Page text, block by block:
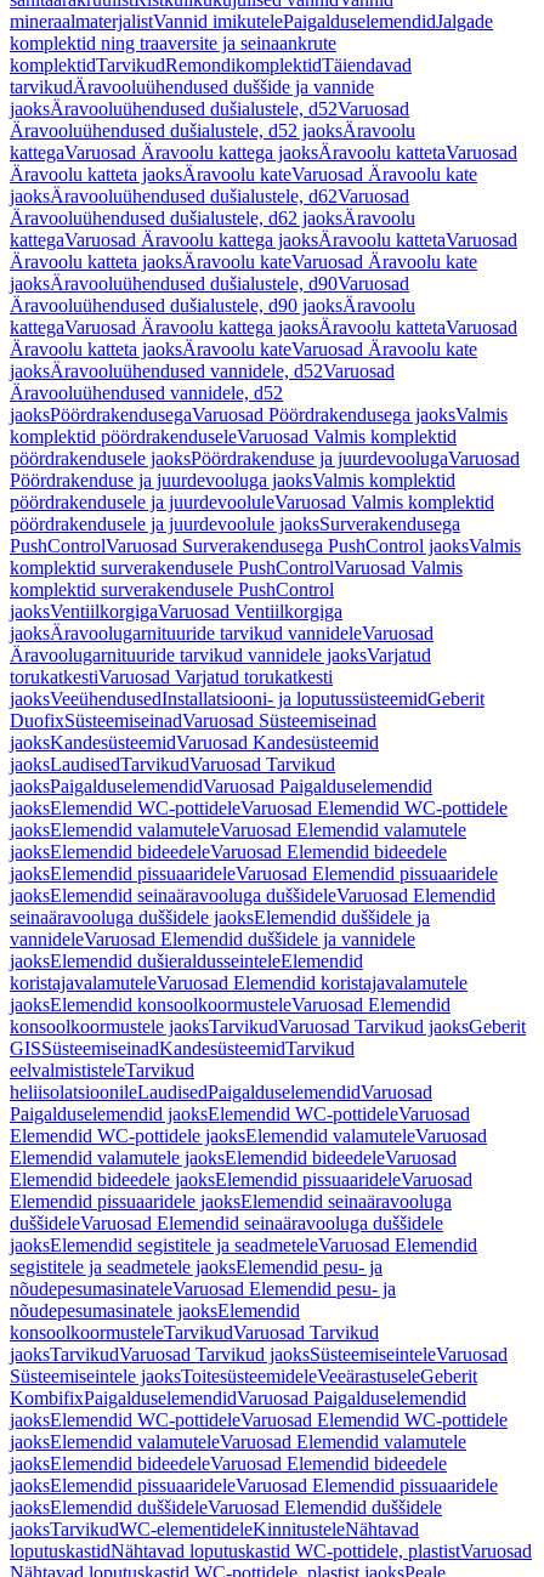
mineraalmaterjalistVannid imikutelePaigalduselemendidJalgade
komplektid ning traaversite ja seinaankrute
komplektidTarvikudRemondikomplektidTäiendavad
tarvikudÄravooluühendused duššide ja vannide
jaoksÄravooluühendused dušialustele, d52Varuosad
Äravooluühendused dušialustele, d52 jaoksÄravoolu
kattegaVaruosad Äravoolu kattega jaoksÄravoolu kattetaVaruosad
Äravoolu katteta jaoksÄravoolu kateVaruosad Äravoolu kate
jaoksÄravooluühendused dušialustele, d62Varuosad
Äravooluühendused dušialustele, d62 jaoksÄravoolu
kattegaVaruosad Äravoolu kattega jaoksÄravoolu kattetaVaruosad
Äravoolu katteta jaoksÄravoolu kateVaruosad Äravoolu kate
jaoksÄravooluühendused dušialustele, d90Varuosad
Äravooluühendused dušialustele, d90 jaoksÄravoolu
kattegaVaruosad Äravoolu kattega jaoksÄravoolu kattetaVaruosad
Äravoolu katteta jaoksÄravoolu kateVaruosad Äravoolu kate
jaoksÄravooluühendused vannidele, d52Varuosad
Äravooluühendused vannidele, d52
jaoksPöördrakendusegaVaruosad Pöördrakendusega jaoksValmis
komplektid pöördrakenduseleVaruosad Valmis komplektid
pöördrakendusele jaoksPöördrakenduse ja juurdevoolugaVaruosad
Pöördrakenduse ja juurdevooluga jaoksValmis komplektid
pöördrakendusele ja juurdevooluleVaruosad Valmis komplektid
pöördrakendusele ja juurdevoolule jaoksSurverakendusega
PushControlVaruosad Surverakendusega PushControl jaoksValmis
komplektid surverakendusele PushControlVaruosad Valmis
komplektid surverakendusele PushControl
jaoksVentiilkorgigaVaruosad Ventiilkorgiga
jaoksÄravoolugarnituuride tarvikud vannideleVaruosad
Äravoolugarnituuride tarvikud vannidele jaoksVarjatud
torukatkestiVaruosad Varjatud torukatkesti
jaoksVeeühendusedInstallatsiooni- ja loputussüsteemidGeberit
DuofixSüsteemiseinadVaruosad Süsteemiseinad
jaoksKandesüsteemidVaruosad Kandesüsteemid
jaoksLaudisedTarvikudVaruosad Tarvikud
jaoksPaigalduselemendidVaruosad Paigalduselemendid
jaoksElemendid WC-pottideleVaruosad Elemendid WC-pottidele
jaoksElemendid valamuteleVaruosad Elemendid valamutele
jaoksElemendid bideedeleVaruosad Elemendid bideedele
jaoksElemendid pissuaarideleVaruosad Elemendid pissuaaridele
jaoksElemendid seinaäravooluga duššideleVaruosad Elemendid
seinaäravooluga duššidele jaoksElemendid duššidele ja
vannideleVaruosad Elemendid duššidele ja vannidele
jaoksElemendid dušieraldusseinteleElemendid
koristajavalamuteleVaruosad Elemendid koristajavalamutele
jaoksElemendid konsoolkoormusteleVaruosad Elemendid
konsoolkoormustele jaoksTarvikudVaruosad Tarvikud jaoksGeberit
GISSüsteemiseinadKandesüsteemidTarvikud
eelvalmististeleTarvikud
heliisolatsioonileLaudisedPaigalduselemendidVaruosad
Paigalduselemendid jaoksElemendid WC-pottideleVaruosad
Elemendid WC-pottidele jaoksElemendid valamuteleVaruosad
Elemendid valamutele jaoksElemendid bideedeleVaruosad
Elemendid bideedele jaoksElemendid pissuaarideleVaruosad
Elemendid pissuaaridele jaoksElemendid seinaäravooluga
duššideleVaruosad Elemendid seinaäravooluga duššidele
jaoksElemendid segistitele ja seadmeteleVaruosad Elemendid
segistitele ja seadmetele jaoksElemendid pesu- ja
nõudepesumasinateleVaruosad Elemendid pesu- ja
nõudepesumasinatele jaoksElemendid
konsoolkoormusteleTarvikudVaruosad Tarvikud
jaoksTarvikudVaruosad Tarvikud jaoksSüsteemiseinteleVaruosad
Süsteemiseintele jaoksToitesüsteemideleVeeärastuseleGeberit
KombifixPaigalduselemendidVaruosad Paigalduselemendid
jaoksElemendid WC-pottideleVaruosad Elemendid WC-pottidele
jaoksElemendid valamuteleVaruosad Elemendid valamutele
jaoksElemendid bideedeleVaruosad Elemendid bideedele
jaoksElemendid pissuaarideleVaruosad Elemendid pissuaaridele
jaoksElemendid duššideleVaruosad Elemendid duššidele
jaoksTarvikudWC-elementideleKinnitusteleNähtavad
loputuskastidNähtavad loputuskastid WC-pottidele, plastistVaruosad
Nähtavad loputuskastid WC-pottidele, plastist jaoksPeale